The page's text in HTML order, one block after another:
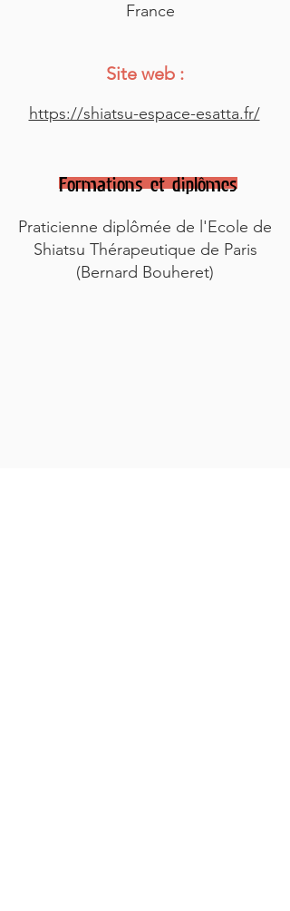
France
Site web :
https://shiatsu-espace-esatta.fr/
Formations et diplômes
Praticienne diplômée de l'Ecole de
Shiatsu Thérapeutique de Paris
(Bernard Bouheret)